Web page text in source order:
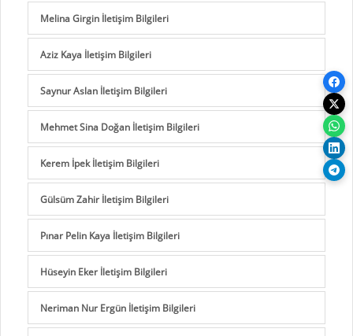
Melina Girgin İletişim Bilgileri
Aziz Kaya İletişim Bilgileri
Saynur Aslan İletişim Bilgileri
Mehmet Sina Doğan İletişim Bilgileri
Kerem İpek İletişim Bilgileri
Gülsüm Zahir İletişim Bilgileri
Pınar Pelin Kaya İletişim Bilgileri
Hüseyin Eker İletişim Bilgileri
Neriman Nur Ergün İletişim Bilgileri